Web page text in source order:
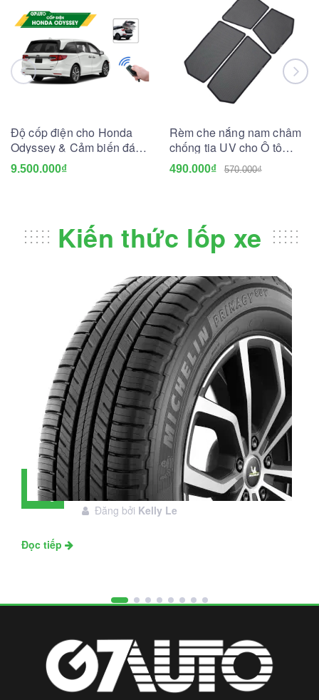
Độ cốp điện cho Honda
Odyssey & Cảm biến đá
cốp
9.500.000₫
Rèm che nắng nam châm
chống tia UV cho Ô tô
(May đo theo xe)
490.000₫ 570.000₫
Kiến thức lốp xe
28
Tháng
Đánh giá lốp Michelin Primacy SUV:
Đáng đầu tư không?
Đăng bởi Kelly Le
Đọc tiếp